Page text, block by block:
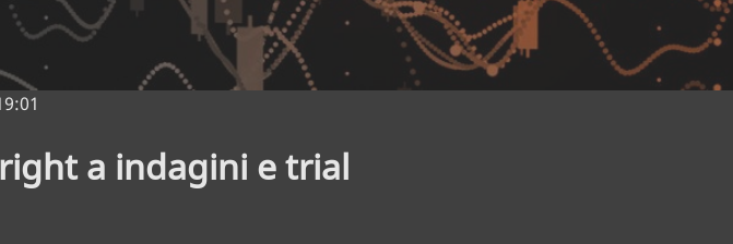
a indagini e trial